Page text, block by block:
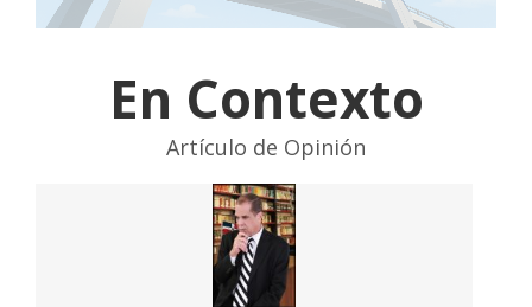
En Contexto
Artículo de Opinión